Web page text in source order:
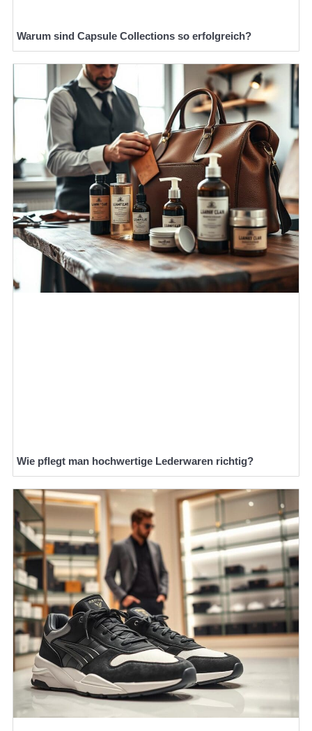
Warum sind Capsule Collections so erfolgreich?
Wie pflegt man hochwertige Lederwaren richtig?